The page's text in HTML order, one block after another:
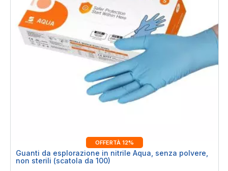
OFFERTÀ 12%
Guanti da esplorazione in nitrile Aqua, senza polvere,
non sterili (scatola da 100)